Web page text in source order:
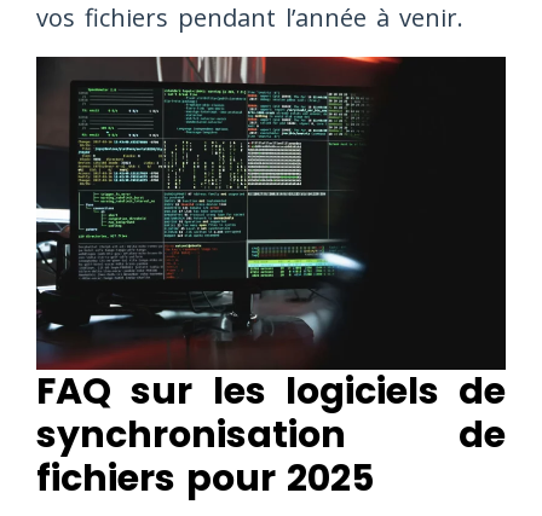
vos fichiers pendant l’année à venir.
FAQ sur les logiciels de
synchronisation de
fichiers pour 2025